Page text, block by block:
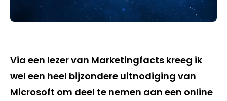
Via een lezer van Marketingfacts kreeg ik
wel een heel bijzondere uitnodiging van
Microsoft om deel te nemen aan een online